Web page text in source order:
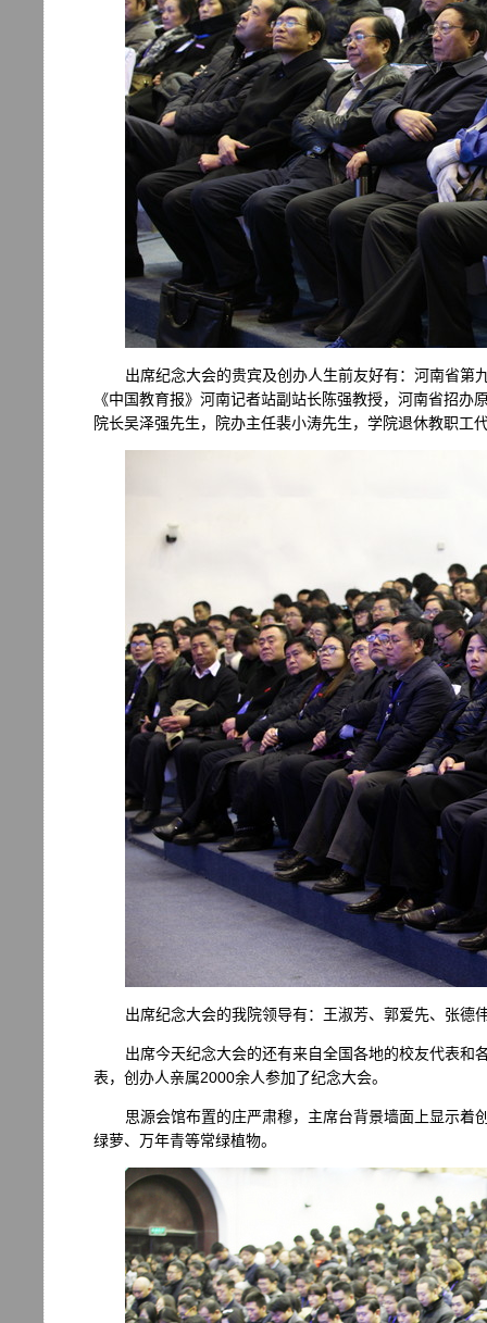
出席纪念大会的贵宾及创办人生前友好有：河南省第
《中国教育报》河南记者站副站长陈强教授，河南省招
院长吴泽强先生，院办主任裴小涛先生，学院退休教职工
出席纪念大会的我院领导有：王淑芳、郭爱先、张德
出席今天纪念大会的还有来自全国各地的校友代表和
表，创办人亲属2000余人参加了纪念大会。
思源会馆布置的庄严肃穆，主席台背景墙面上显示着
绿萝、万年青等常绿植物。